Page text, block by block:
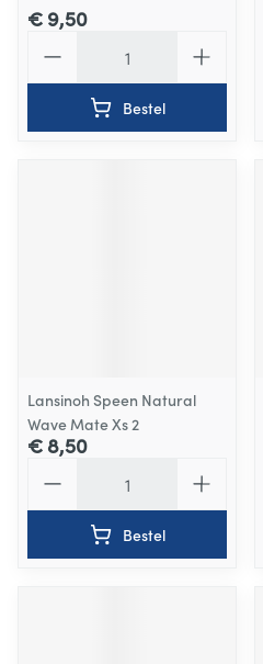
€ 9,50
Bestel
Lansinoh Speen Natural
Wave Mate Xs 2
€ 8,50
Bestel